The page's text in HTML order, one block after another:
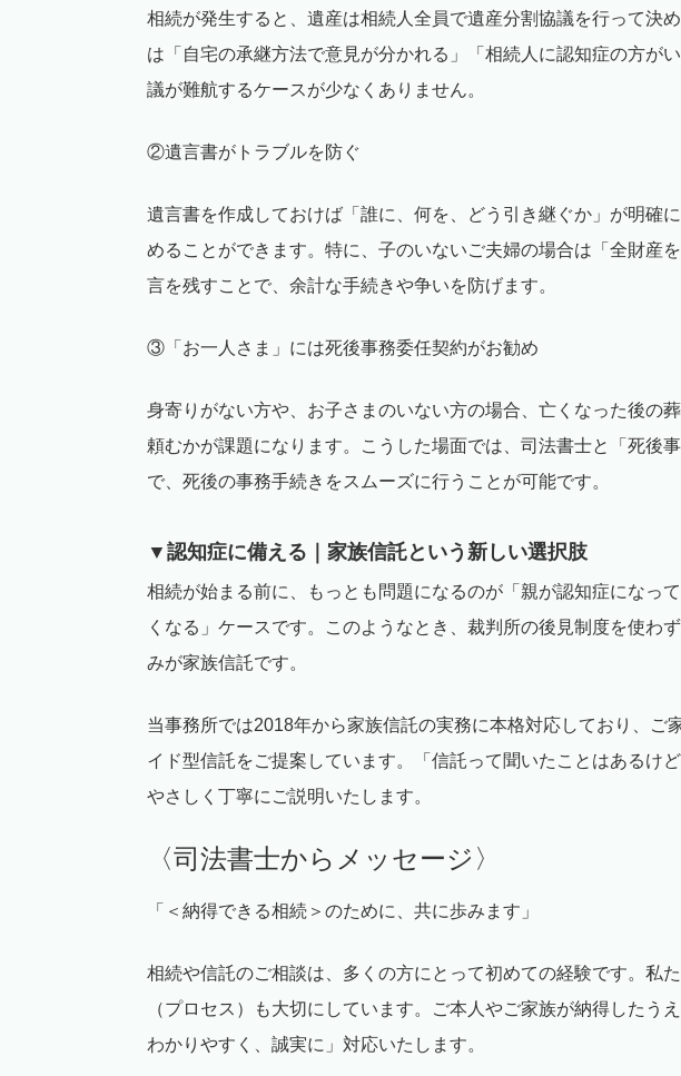
相続が発生すると、遺産は相続人全員で遺産分割協議を行って決
は「自宅の承継方法で意見が分かれる」「相続人に認知症の方が
議が難航するケースが少なくありません。
②遺言書がトラブルを防ぐ
遺言書を作成しておけば「誰に、何を、どう引き継ぐか」が明確
めることができます。特に、子のいないご夫婦の場合は「全財産
言を残すことで、余計な手続きや争いを防げます。
③「お一人 さま」には死後事務委任契約がお勧め
身寄りがない方や、お子さまのいない方の場合、亡くなった後の
頼むかが課題になります。こうした場面では、司法書士と「死後
で、死後の事務手続きをスムーズに行うことが可能です。
▼認知症に備える｜家族信託という新しい選択肢
相続が始まる前に、もっとも問題になるのが「親が認知症になっ
くなる」ケースです。このようなとき、裁判所の後見制度を使わ
みが家族信託です。
当事務所では2018年から家族信託の実務に本格対応しており、ご
イド型信託をご提案しています。「信託って聞いたことはあるけど
やさしく丁寧にご説明いたします。
〈司法書士からメッセージ〉
「＜納得できる相続＞のために、共に歩みます」
相続や信託のご相談は、多くの方にとって初めての経験です。私
（プロセス）も大切にしています。ご本人やご家族が納得したう
わかりやすく、誠実に」対応いたします。